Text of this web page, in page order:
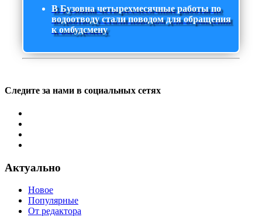
В Бузовна четырехмесячные работы по
водоотводу стали поводом для обращения
к омбудсмену
Следите за нами в социальных сетях
Актуально
Новое
Популярные
От редактора